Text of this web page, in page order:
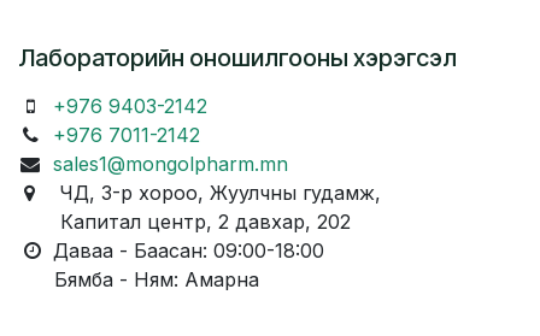
Лабораторийн оношилгооны хэрэгсэл
+976 9403-2142
+976 7011-2142
sales1@mongolpharm.mn
ЧД, 3-р хороо, Жуулчны гудамж,
Капитал центр, 2 давхар, 202
Даваа - Баасан: 09:00-18:00
Бямба - Ням: Амарна